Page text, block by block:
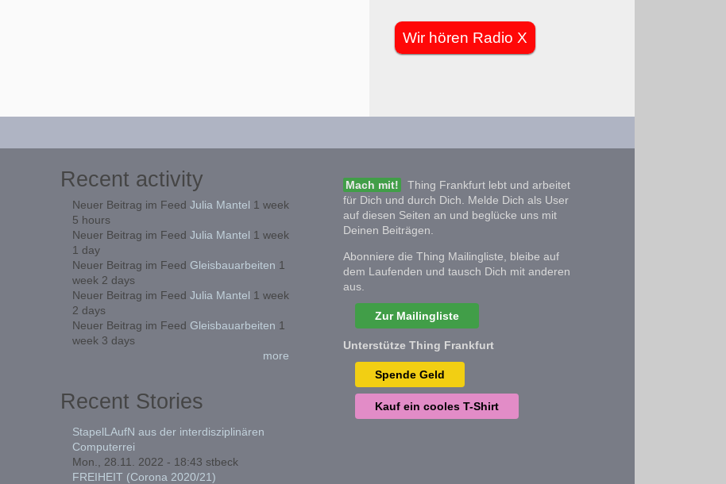
Wir hören Radio X
Recent activity
Neuer Beitrag im Feed Julia Mantel 1 week
5 hours
Neuer Beitrag im Feed Julia Mantel 1 week
1 day
Neuer Beitrag im Feed Gleisbauarbeiten 1
week 2 days
Neuer Beitrag im Feed Julia Mantel 1 week
2 days
Neuer Beitrag im Feed Gleisbauarbeiten 1
week 3 days
more
Recent Stories
StapelLAufN aus der interdisziplinären
Computerrei
Mon., 28.11. 2022 - 18:43 stbeck
FREIHEIT (Corona 2020/21)
Mach mit!
Thing Frankfurt lebt und arbeitet
für Dich und durch Dich. Melde Dich als User
auf diesen Seiten an und beglücke uns mit
Deinen Beiträgen.
Abonniere die Thing Mailingliste, bleibe auf
dem Laufenden und tausch Dich mit anderen
aus.
Zur Mailingliste
Unterstütze Thing Frankfurt
Spende Geld
Kauf ein cooles T-Shirt